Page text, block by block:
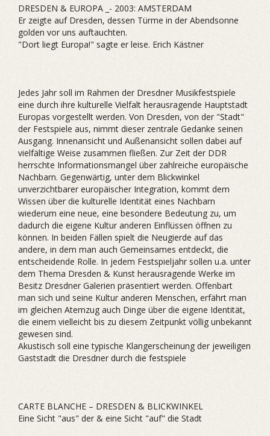
DRESDEN & EUROPA _- 2003: AMSTERDAM
Er zeigte auf Dresden, dessen Türme in der Abendsonne
golden vor uns auftauchten.
"Dort liegt Europa!" sagte er leise. Erich Kästner
Jedes Jahr soll im Rahmen der Dresdner Musikfestspiele
eine durch ihre kulturelle Vielfalt herausragende Hauptstadt
Europas vorgestellt werden. Von Dresden, von der "Stadt"
der Festspiele aus, nimmt dieser zentrale Gedanke seinen
Ausgang. Innenansicht und Außenansicht sollen dabei auf
vielfältige Weise zusammen fließen. Zur Zeit der DDR
herrschte Informationsmangel über zahlreiche europäische
Nachbarn. Gegenwärtig, unter dem Blickwinkel
unverzichtbarer europäischer Integration, kommt dem
Wissen über die kulturelle Identität eines Nachbarn
wiederum eine neue, eine besondere Bedeutung zu, um
dadurch die eigene Kultur anderen Einflüssen öffnen zu
können. In beiden Fällen spielt die Neugierde auf das
andere, in dem man auch Gemeinsames entdeckt, die
entscheidende Rolle. In jedem Festspieljahr sollen u.a. unter
dem Thema Dresden & Kunst herausragende Werke im
Besitz Dresdner Galerien präsentiert werden. Offenbart
man sich und seine Kultur anderen Menschen, erfährt man
im gleichen Atemzug auch Dinge über die eigene Identität,
die einem vielleicht bis zu diesem Zeitpunkt völlig unbekannt
gewesen sind.
Akustisch soll eine typische Klangerscheinung der jeweiligen
Gaststadt die Dresdner durch die festspiele
CARTE BLANCHE – DRESDEN & BLICKWINKEL
Eine Sicht "aus" der & eine Sicht "auf" die Stadt